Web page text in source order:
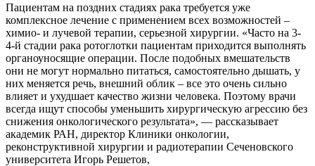
Пациентам на поздних стадиях рака требуется уже
комплексное лечение с применением всех возможностей –
химио- и лучевой терапии, серьезной хирургии. «Часто на 3-
4-й стадии рака ротоглотки пациентам приходится выполнять
органоуносящие операции. После подобных вмешательств
они не могут нормально питаться, самостоятельно дышать, у
них меняется речь, внешний облик – все это очень сильно
влияет и ухудшает качество жизни человека. Поэтому врачи
всегда ищут способы уменьшить хирургическую агрессию без
снижения онкологического результата», — рассказывает
академик РАН, директор Клиники онкологии,
реконструктивной хирургии и радиотерапии Сеченовского
университета Игорь Решетов,